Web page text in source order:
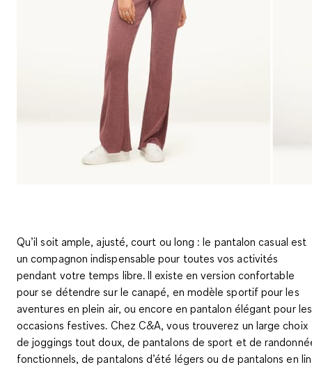
Qu’il soit ample, ajusté, court ou long : le pantalon casual est
un compagnon indispensable pour toutes vos activités
pendant votre temps libre. Il existe en version confortable
pour se détendre sur le canapé, en modèle sportif pour les
aventures en plein air, ou encore en pantalon élégant pour les
occasions festives. Chez C&A, vous trouverez un large choix
de joggings tout doux, de pantalons de sport et de
fonctionnels, de pantalons d’été légers ou de pantalons en lin